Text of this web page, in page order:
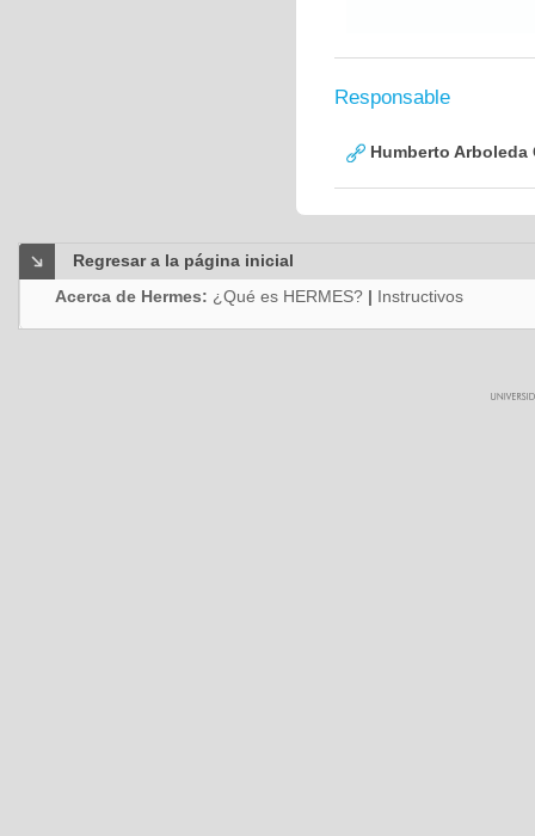
Responsable
Humberto Arboleda
Regresar a la página inicial
Acerca de Hermes: ¿Qué es HERMES? | Instructivos